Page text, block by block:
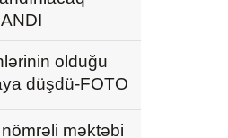
olduğu
düşdü-FOTO
nömrəli məktəbi